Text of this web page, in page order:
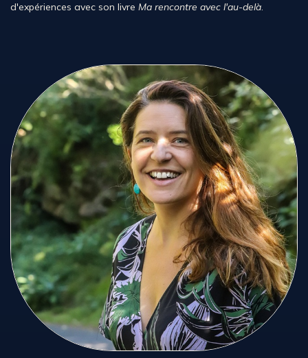
d'expériences avec son livre Ma rencontre avec l'au-delà.